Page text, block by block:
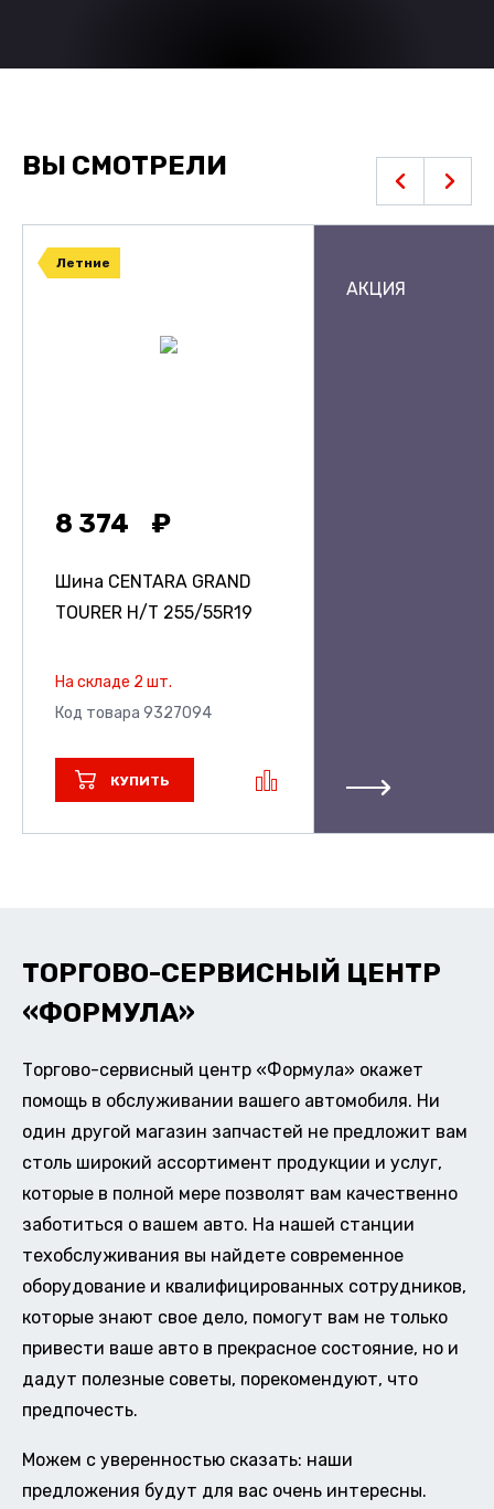
ВЫ СМОТРЕЛИ
Летние
8 374
Шина CENTARA GRAND
TOURER H/T 255/55R19
На складе 2 шт.
Код товара 9327094
КУПИТЬ
АКЦИЯ
ТОРГОВО-СЕРВИСНЫЙ ЦЕНТР
«ФОРМУЛА»
Торгово-сервисный центр «Формула» окажет
помощь в обслуживании вашего автомобиля. Ни
один другой магазин запчастей не предложит вам
столь широкий ассортимент продукции и услуг,
которые в полной мере позволят вам качественно
заботиться о вашем авто. На нашей станции
техобслуживания вы найдете современное
оборудование и квалифицированных сотрудников,
которые знают свое дело, помогут вам не только
привести ваше авто в прекрасное состояние, но и
дадут полезные советы, порекомендуют, что
предпочесть.
Можем с уверенностью сказать: наши
предложения будут для вас очень интересны.